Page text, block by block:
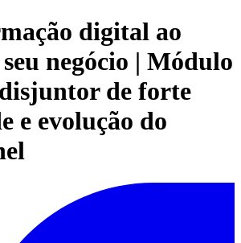
digital ao
negócio | Módulo
de forte
e evolução do